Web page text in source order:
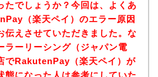
たでしょうか？今回は、よくあ
（楽天ペイ）のエラー原因
伝えさせていただきました。な
ラーリーシング（ジャパン電
でRakutenPay（楽天ペイ）が
態になった人は参考にしていた